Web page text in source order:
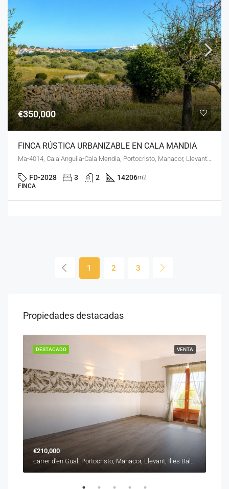
€350,000
FINCA RÚSTICA URBANIZABLE EN CALA MANDIA
Ma-4014, Cala Anguila-Cala Mendia, Portocristo, Manacor, Llevant, Illes Balears, 07689, España
FD-2028 3 2 14206m2
FINCA
1 2 3
Propiedades destacadas
VENTA
DESTACADO
€210,000